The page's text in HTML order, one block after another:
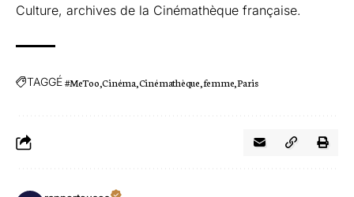
Culture, archives de la Cinémathèque française.
TAGGÉ#MeToo Cinéma Cinémathèque femme Paris